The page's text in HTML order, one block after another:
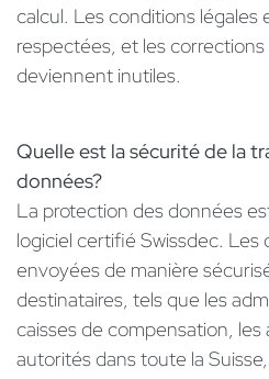
calcul. Les conditions légales
respectées, et les
deviennent inutiles.
Quelle est la sécurité de la
données?
La protection des données
logiciel certifié Swissdec. Les
envoyées de manière
destinataires, tels que les
caisses de compensation, les
autorités dans toute la